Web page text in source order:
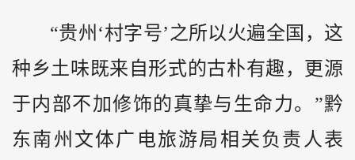
“贵州‘村字号’之所以火遍全国，这
种乡土味既来自形式的古朴有趣，更源
于内部不加修饰的真挚与生命力。”黔
东南州文体广电旅游局相关负责人表